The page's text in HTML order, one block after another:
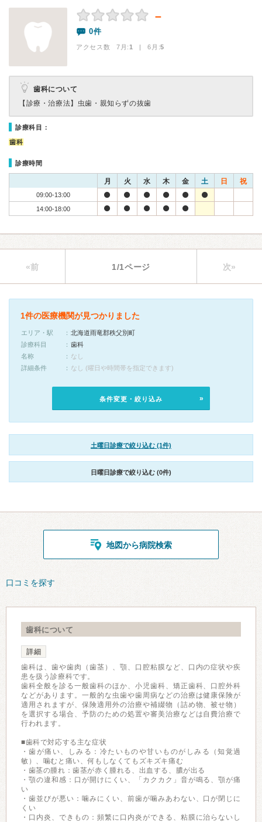
－
0件
アクセス数 7月:1 | 6月:5
歯科について
【診療・治療法】 虫歯・親知らずの抜歯
診療科目：
歯科
診療時間
月 火 水 木 金 土 日 祝
09:00-13:00
14:00-18:00
«前 1/1ページ 次»
1件の医療機関が見つかりました
エリア・駅
北海道雨竜郡秩父別町
診療科目
歯科
名称
なし
詳細条件
なし (曜日や時間帯を指定できます)
条件変更・絞り込み
土曜日診療で絞り込む (1件)
日曜日診療で絞り込む (0件)
地図から病院検索
口コミを探す
歯科について
詳細
歯科は、歯や歯肉（歯茎）、顎、口腔粘膜など、口内の症状や疾
患を扱う診療科です。
歯科全般を診る一般歯科のほか、小児歯科、矯正歯科、口腔外科
などがあります。一般的な虫歯や歯周病などの治療は健康保険が
適用されますが、保険適用外の治療や補綴物（詰め物、被せ物）
を選択する場合、予防のための処置や審美治療などは自費治療で
行われます。
■歯科で対応する主な症状
・歯が痛い、しみる：冷たいものや甘いものがしみる（知覚過
敏）、噛むと痛い、何もしなくてもズキズキ痛む
・歯茎の腫れ：歯茎が赤く腫れる、出血する、膿が出る
・顎の違和感：口が開けにくい、「カクカク」音が鳴る、顎が痛
い
・歯並びが悪い：噛みにくい、前歯が噛みあわない、口が閉じに
くい
・口内炎、できもの：頻繁に口内炎ができる、粘膜に治らないし